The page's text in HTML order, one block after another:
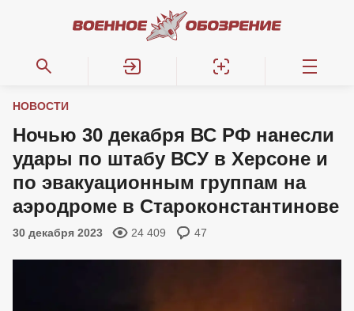
НОВОСТИ
Ночью 30 декабря ВС РФ нанесли
удары по штабу ВСУ в Херсоне и
по эвакуационным группам на
аэродроме в Староконстантинове
30 декабря 2023 24 409 47